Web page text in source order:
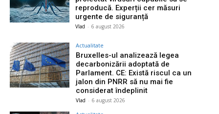
reproducă. Experții cer măsuri
urgente de siguranță
Vlad - 6 august 2026
Actualitate
Bruxelles-ul analizează legea
decarbonizării adoptată de
Parlament. CE: Există riscul ca un
jalon din PNRR să nu mai fie
considerat îndeplinit
Vlad - 6 august 2026